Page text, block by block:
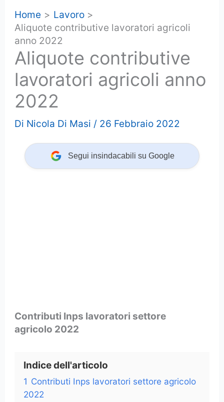
Home
Lavoro
Aliquote contributive lavoratori agricoli
anno 2022
Aliquote contributive
lavoratori agricoli anno
2022
Di Nicola Di Masi / 26 Febbraio 2022
Segui insindacabili su Google
Contributi Inps lavoratori settore
agricolo 2022
Indice dell'articolo
1 Contributi Inps lavoratori settore agricolo
2022